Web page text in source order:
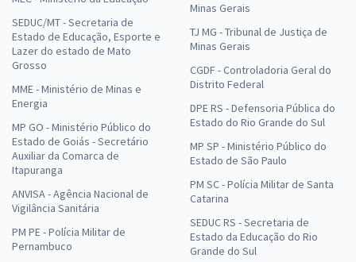
SEDUC/MT - Secretaria de
Estado de Educação, Esporte e
Lazer do estado de Mato
Grosso
MME - Ministério de Minas e
Energia
MP GO - Ministério Público do
Estado de Goiás - Secretário
Auxiliar da Comarca de
Itapuranga
ANVISA - Agência Nacional de
Vigilância Sanitária
PM PE - Polícia Militar de
Pernambuco
Minas Gerais
TJ MG - Tribunal de Justiça de
Minas Gerais
CGDF - Controladoria Geral do
Distrito Federal
DPE RS - Defensoria Pública do
Estado do Rio Grande do Sul
MP SP - Ministério Público do
Estado de São Paulo
PM SC - Polícia Militar de Santa
Catarina
SEDUC RS - Secretaria de
Estado da Educação do Rio
Grande do Sul